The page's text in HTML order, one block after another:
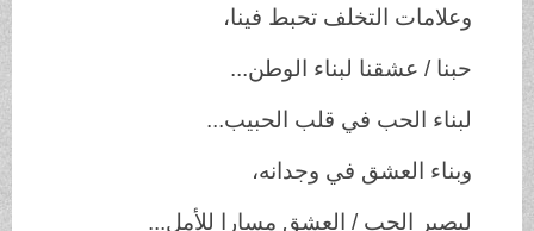
وعلامات التخلف تحبط فينا،
حبنا / عشقنا لبناء الوطن...
لبناء الحب في قلب الحبيب...
وبناء العشق في وجدانه،
ليصير الحب / العشق مسارا للأمل...